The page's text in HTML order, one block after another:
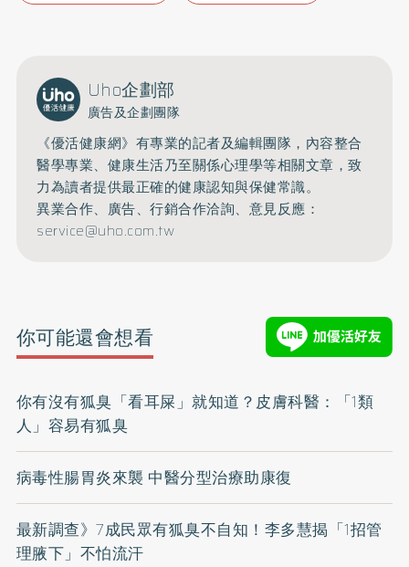
Uho企劃部
廣告及企劃團隊
《優活健康網》有專業的記者及編輯團隊，內容整合
醫學專業、健康生活乃至關係心理學等相關文章，致
力為讀者提供最正確的健康認知與保健常識。
異業合作、廣告、行銷合作洽詢、意見反應：
service@uho.com.tw
你可能還會想看
你有沒有狐臭「看耳屎」就知道？皮膚科醫：「1類
人」容易有狐臭
病毒性腸胃炎來襲 中醫分型治療助康復
最新調查》7成民眾有狐臭不自知！李多慧揭「1招管
理腋下」不怕流汗